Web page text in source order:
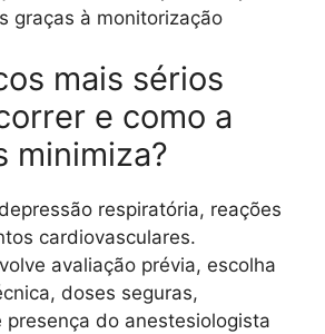
graças à monitorização
mais sérios
e como a
minimiza?
respiratória, reações
cardiovasculares.
avaliação prévia, escolha
doses seguras,
presença do anestesiologista